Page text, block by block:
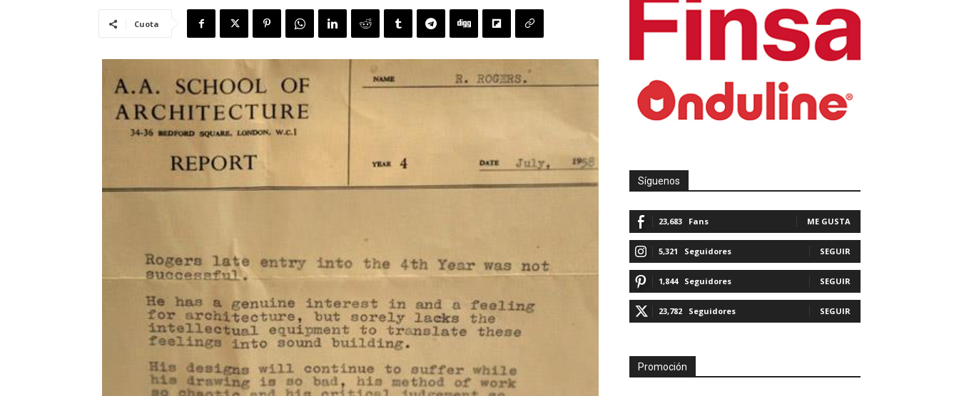
Cuota
Síguenos
23,683 Fans ME GUSTA
5,321 Seguidores SEGUIR
1,844 Seguidores SEGUIR
23,782 Seguidores SEGUIR
Promoción